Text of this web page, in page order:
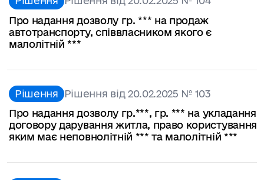
Про надання дозволу гр. *** на продаж
автотранспорту, співвласником якого є
малолітній ***
Рішення Рішення від 20.02.2025 № 103
Про надання дозволу гр.***, гр. *** на укладання
договору дарування житла, право користування
яким має неповнолітній *** та малолітній ***